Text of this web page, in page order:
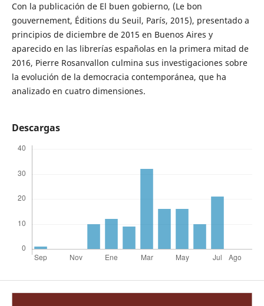
Con la publicación de El buen gobierno, (Le bon
gouvernement, Éditions du Seuil, París, 2015), presentado a
principios de diciembre de 2015 en Buenos Aires y
aparecido en las librerías españolas en la primera mitad de
2016, Pierre Rosanvallon culmina sus investigaciones sobre
la evolución de la democracia contemporánea, que ha
analizado en cuatro dimensiones.
Descargas